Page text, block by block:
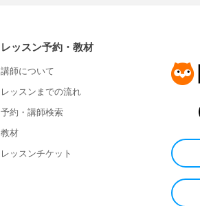
レッスン予約・教材
講師について
レッスンまでの流れ
予約・講師検索
教材
レッスンチケット